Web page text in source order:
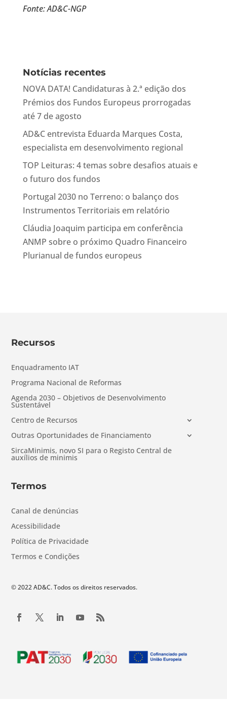
Fonte: AD&C-NGP
Notícias recentes
NOVA DATA! Candidaturas à 2.ª edição dos
Prémios dos Fundos Europeus prorrogadas
até 7 de agosto
AD&C entrevista Eduarda Marques Costa,
especialista em desenvolvimento regional
TOP Leituras: 4 temas sobre desafios atuais e
o futuro dos fundos
Portugal 2030 no Terreno: o balanço dos
Instrumentos Territoriais em relatório
Cláudia Joaquim participa em conferência
ANMP sobre o próximo Quadro Financeiro
Plurianual de fundos europeus
Recursos
Enquadramento IAT
Programa Nacional de Reformas
Agenda 2030 – Objetivos de Desenvolvimento
Sustentável
Centro de Recursos
Outras Oportunidades de Financiamento
SircaMinimis, novo SI para o Registo Central de
auxílios de minimis
Termos
Canal de denúncias
Acessibilidade
Política de Privacidade
Termos e Condições
© 2022 AD&C. Todos os direitos reservados.